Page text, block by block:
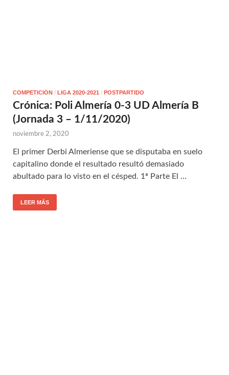
COMPETICIÓN / LIGA 2020-2021 / POSTPARTIDO
Crónica: Poli Almería 0-3 UD Almería B
(Jornada 3 – 1/11/2020)
noviembre 2, 2020
El primer Derbi Almeriense que se disputaba en suelo
capitalino donde el resultado resultó demasiado
abultado para lo visto en el césped. 1ª Parte El …
LEER MÁS